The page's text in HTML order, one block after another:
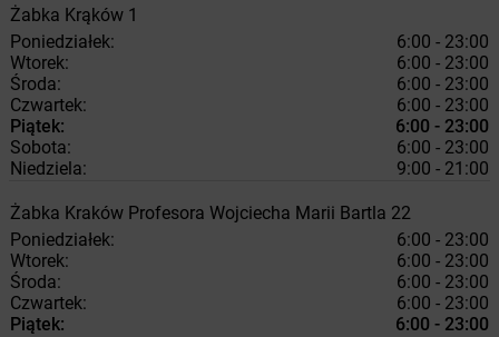
Żabka Krąków 1
Poniedziałek:
6:00 - 23:00
Wtorek:
6:00 - 23:00
Środa:
6:00 - 23:00
Czwartek:
6:00 - 23:00
Piątek:
6:00 - 23:00
Sobota:
6:00 - 23:00
Niedziela:
9:00 - 21:00
Żabka Kraków Profesora Wojciecha Marii Bartla 22
Poniedziałek:
6:00 - 23:00
Wtorek:
6:00 - 23:00
Środa:
6:00 - 23:00
Czwartek:
6:00 - 23:00
Piątek:
6:00 - 23:00